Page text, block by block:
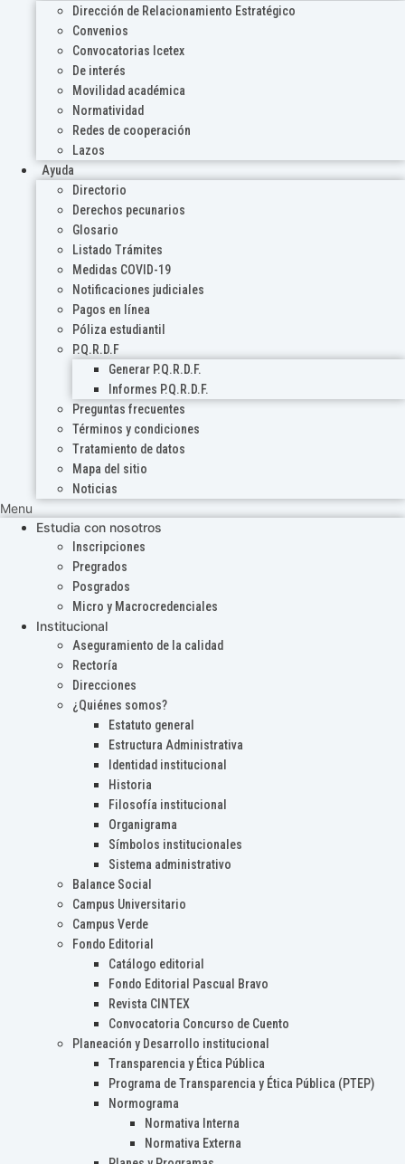
Dirección de Relacionamiento Estratégico
Convenios
Convocatorias Icetex
De interés
Movilidad académica
Normatividad
Redes de cooperación
Lazos
Ayuda
Directorio
Derechos pecunarios
Glosario
Listado Trámites
Medidas COVID-19
Notificaciones judiciales
Pagos en línea
Póliza estudiantil
P.Q.R.D.F
Generar P.Q.R.D.F.
Informes P.Q.R.D.F.
Preguntas frecuentes
Términos y condiciones
Tratamiento de datos
Mapa del sitio
Noticias
Menu
Estudia con nosotros
Inscripciones
Pregrados
Posgrados
Micro y Macrocredenciales
Institucional
Aseguramiento de la calidad
Rectoría
Direcciones
¿Quiénes somos?
Estatuto general
Estructura Administrativa
Identidad institucional
Historia
Filosofía institucional
Organigrama
Símbolos institucionales
Sistema administrativo
Balance Social
Campus Universitario
Campus Verde
Fondo Editorial
Catálogo editorial
Fondo Editorial Pascual Bravo
Revista CINTEX
Convocatoria Concurso de Cuento
Planeación y Desarrollo institucional
Transparencia y Ética Pública
Programa de Transparencia y Ética Pública (PTEP)
Normograma
Normativa Interna
Normativa Externa